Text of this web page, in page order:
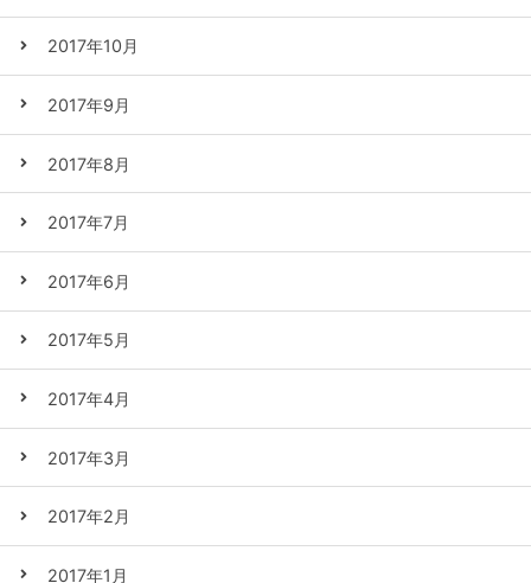
2017年10月
2017年9月
2017年8月
2017年7月
2017年6月
2017年5月
2017年4月
2017年3月
2017年2月
2017年1月